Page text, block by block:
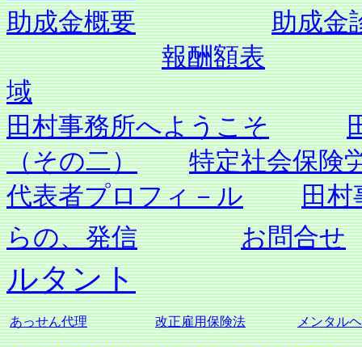
助成金概要
助成金
報酬額表
域
田村事務所へようこそ
（その二）
特定社会保険
代表者プロフィ－ル
田
らの、発信
お問合せ
ルタント
あっせん代理 改正雇用保険法 メンタル